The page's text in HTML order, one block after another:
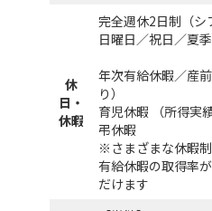
休
日・
休暇
完全週休2日制（シ
日曜日／祝日／夏
年次有給休暇／産
り）
育児休暇 （所得実
弔休暇
※さまざまな休暇制
有給休暇の取得率
だけます